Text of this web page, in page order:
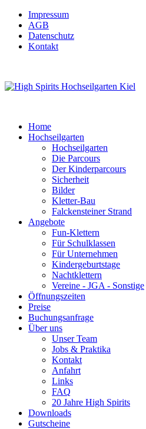
Impressum
AGB
Datenschutz
Kontakt
Home
Hochseilgarten
Hochseilgarten
Die Parcours
Der Kinderparcours
Sicherheit
Bilder
Kletter-Bau
Falckensteiner Strand
Angebote
Fun-Klettern
Für Schulklassen
Für Unternehmen
Kindergeburtstage
Nachtklettern
Vereine - JGA - Sonstige
Öffnungszeiten
Preise
Buchungsanfrage
Über uns
Unser Team
Jobs & Praktika
Kontakt
Anfahrt
Links
FAQ
20 Jahre High Spirits
Downloads
Gutscheine